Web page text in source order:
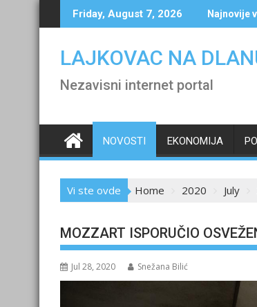
to
Friday, August 7, 2026 Najnovije
LAJKOVAC NA
Nezavisni internet portal
NOVOSTI EKONOMIJA
Vi ste ovde Home 2020 July
MOZZART ISPORUČIO
Jul 28, 2020 Snežana Bilić